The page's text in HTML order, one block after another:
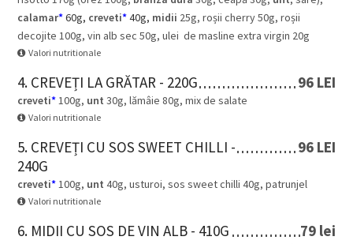
calamar*60g, creveti*40g, midii 25g, roșii cherry 50g, roșii
decojite 100g, vin alb sec 50g, ulei de masline extra virgin 20g
Valori nutritionale
4. CREVEȚI LA GRĂTAR - 220G
creveti*100g, unt 30g, lămâie 80g, mix de salate
Valori nutritionale
96 LEI
5. CREVEȚI CU SOS SWEET CHILLI -
240G
creveti*100g, unt 40g, usturoi, sos sweet chilli 40g, patrunjel
Valori nutritionale
96 LEI
6. MIDII CU SOS DE VIN ALB - 410G 79 lei